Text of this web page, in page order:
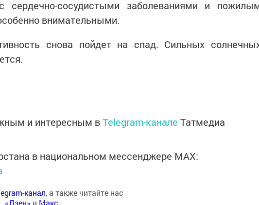
сердечно-сосудистыми заболеваниями и
внимательными.
снова пойдет на спад. Сильных
и интересным вTelegram-канале Татмедиа
в национальном мессенджере MАХ:
канал, а также читайте нас
, «Дзен» и Макс